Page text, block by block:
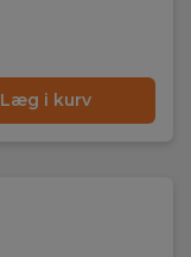
Læg i kurv